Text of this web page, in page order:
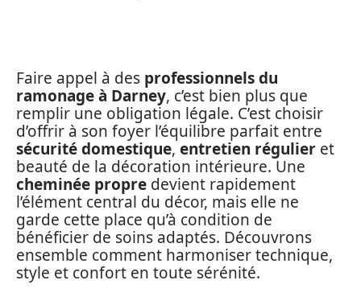
Faire appel à des professionnels du
ramonage à Darney, c’est bien plus que
remplir une obligation légale. C’est choisir
d’offrir à son foyer l’équilibre parfait entre
sécurité domestique, entretien régulier et
beauté de la décoration intérieure. Une
cheminée propre devient rapidement
l’élément central du décor, mais elle ne
garde cette place qu’à condition de
bénéficier de soins adaptés. Découvrons
ensemble comment harmoniser technique,
style et confort en toute sérénité.